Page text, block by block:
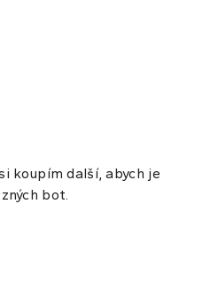
koupím další, abych je
bot.